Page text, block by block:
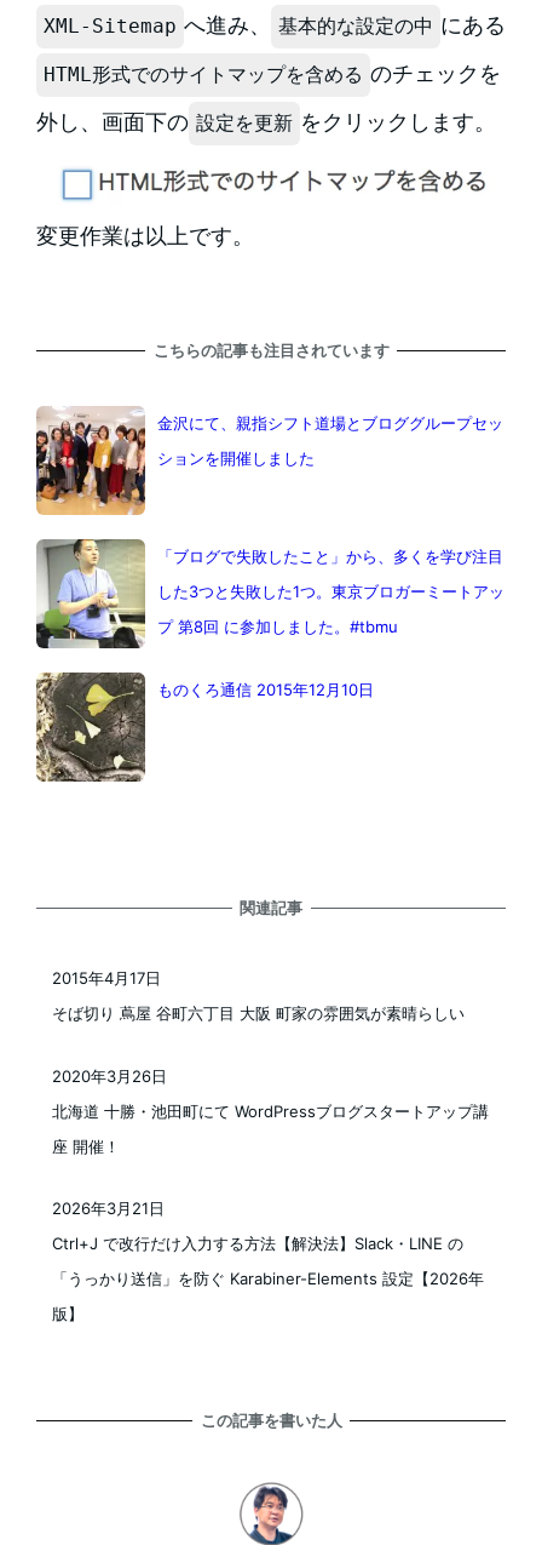
XML-Sitemap へ進み、 基本的な設定の中 にある
HTML形式でのサイトマップを含める のチェックを
外し、画面下の 設定を更新 をクリックします。
変更作業は以上です。
こちらの記事も注目されています
金沢にて、親指シフト道場とブロググループセッ
ションを開催しました
「ブログで失敗したこと」から、多くを学び注目
した3つと失敗した1つ。東京ブロガーミートアッ
プ 第8回 に参加しました。#tbmu
ものくろ通信 2015年12月10日
関連記事
そば切り 蔦屋 谷町六丁目 大阪 町家の雰囲気が素晴らしい
2015年4月17日
北海道 十勝・池田町にて WordPressブログスタートアップ講
座 開催！
2020年3月26日
Ctrl+J で改行だけ入力する方法【解決法】Slack・LINE の
「うっかり送信」を防ぐ Karabiner-Elements 設定【2026年
版】
2026年3月21日
この記事を書いた人